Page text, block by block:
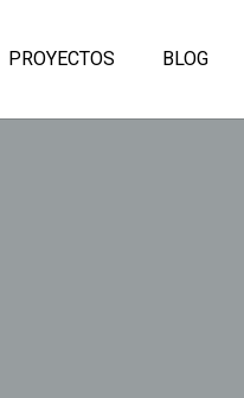
PROYECTOS BLOG